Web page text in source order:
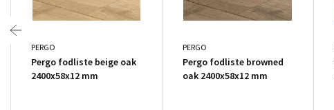
PERGO
Pergo fodliste beige oak
2400x58x12 mm
PERGO
Pergo fodliste browned
oak 2400x58x12 mm